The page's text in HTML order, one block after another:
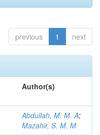
previous 1 next
Author(s)
Abdullah, M. M. A;
Mazahir, S. M. M